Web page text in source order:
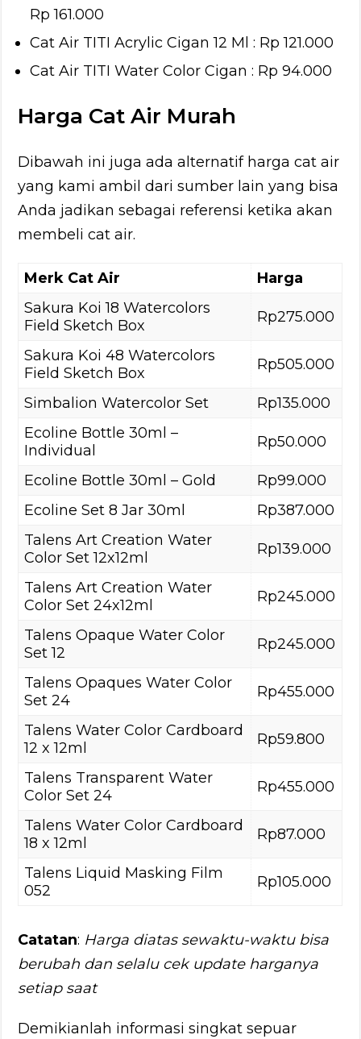
Rp 161.000
Cat Air TITI Acrylic Cigan 12 Ml : Rp 121.000
Cat Air TITI Water Color Cigan : Rp 94.000
Harga Cat Air Murah
Dibawah ini juga ada alternatif harga cat air
yang kami ambil dari sumber lain yang bisa
Anda jadikan sebagai referensi ketika akan
membeli cat air.
Merk Cat Air
Harga
Sakura Koi 18 Watercolors
Field Sketch Box
Rp275.000
Sakura Koi 48 Watercolors
Field Sketch Box
Rp505.000
Simbalion Watercolor Set
Rp135.000
Ecoline Bottle 30ml –
Individual
Rp50.000
Ecoline Bottle 30ml – Gold
Rp99.000
Ecoline Set 8 Jar 30ml
Rp387.000
Talens Art Creation Water
Color Set 12x12ml
Rp139.000
Talens Art Creation Water
Color Set 24x12ml
Rp245.000
Talens Opaque Water Color
Set 12
Rp245.000
Talens Opaques Water Color
Set 24
Rp455.000
Talens Water Color Cardboard
12 x 12ml
Rp59.800
Talens Transparent Water
Color Set 24
Rp455.000
Talens Water Color Cardboard
18 x 12ml
Rp87.000
Talens Liquid Masking Film
052
Rp105.000
Catatan: Harga diatas sewaktu-waktu bisa
berubah dan selalu cek update harganya
setiap saat
Demikianlah informasi singkat sepuar